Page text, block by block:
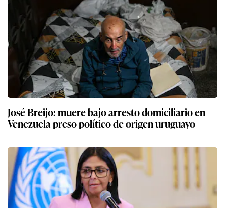
José Breijo: muere bajo arresto domiciliario en
Venezuela preso político de origen uruguayo